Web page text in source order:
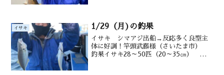
イサキ 1/29（月)の釣果
イサキ シマアジ出船→反応多く良型主
体に好調！竿頭武藤様（さいたま市）
釣果イサキ28～50匹（20～35㎝） シマ